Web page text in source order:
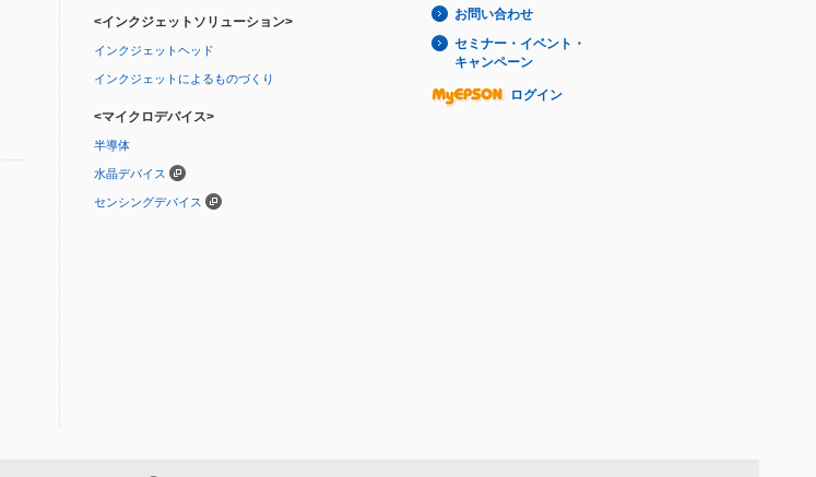
<インクジェットソリューション>
インクジェットヘッド
インクジェットによるものづくり
<マイクロデバイス>
半導体
水晶デバイス
センシングデバイス
お問い合わせ
セミナー・イベント・
キャンペーン
ログイン